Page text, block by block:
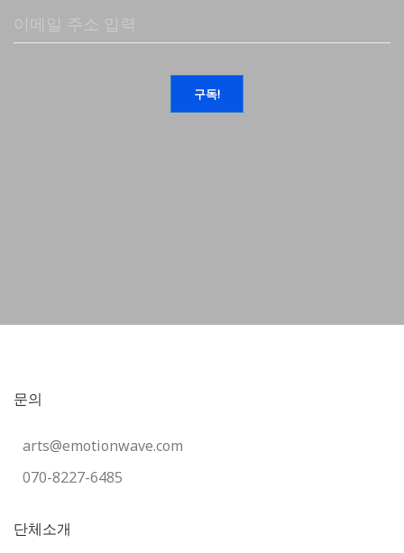
문의
arts@emotionwave.com
070-8227-6485
단체소개